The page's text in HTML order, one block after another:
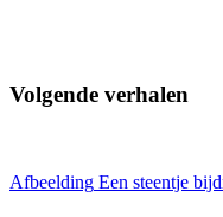
Volgende verhalen
Afbeelding Een steentje